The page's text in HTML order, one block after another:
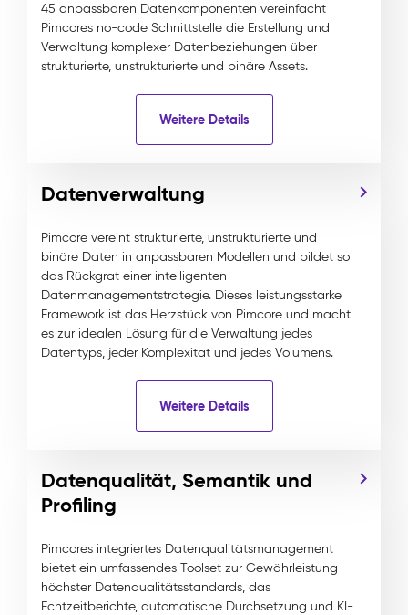
45 anpassbaren Datenkomponenten vereinfacht
Pimcores no-code Schnittstelle die Erstellung und
Verwaltung komplexer Datenbeziehungen über
strukturierte, unstrukturierte und binäre Assets.
Weitere Details
Datenverwaltung
Pimcore vereint strukturierte, unstrukturierte und
binäre Daten in anpassbaren Modellen und bildet so
das Rückgrat einer intelligenten
Datenmanagementstrategie. Dieses leistungsstarke
Framework ist das Herzstück von Pimcore und macht
es zur idealen Lösung für die Verwaltung jedes
Datentyps, jeder Komplexität und jedes Volumens.
Weitere Details
Datenqualität, Semantik und
Profiling
Pimcores integriertes Datenqualitätsmanagement
bietet ein umfassendes Toolset zur Gewährleistung
höchster Datenqualitätsstandards, das
Echtzeitberichte, automatische Durchsetzung und KI-